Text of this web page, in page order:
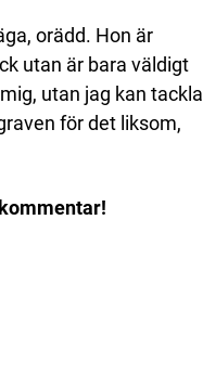
orädd. Hon är
utan är bara väldigt
utan jag kan tackla
för det liksom,